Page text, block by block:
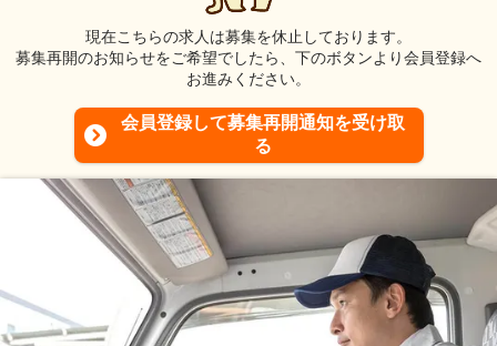
現在こちらの求人は募集を休止しております。
募集再開のお知らせをご希望でしたら、下のボタンより会員登録へ
お進みください。
会員登録して募集再開通知を受け取
る